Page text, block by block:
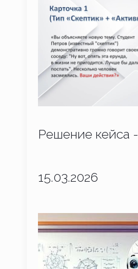
Решение кейса -
15.03.2026